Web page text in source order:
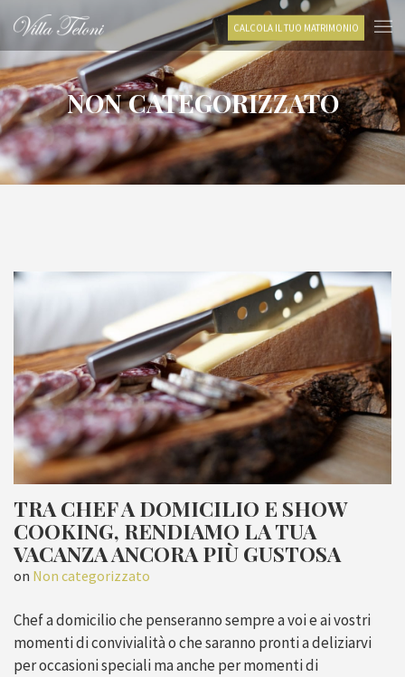
CALCOLA IL TUO MATRIMONIO
NON CATEGORIZZATO
TRA CHEF A DOMICILIO E SHOW
COOKING, RENDIAMO LA TUA
VACANZA ANCORA PIÙ GUSTOSA
on Non categorizzato
Chef a domicilio che penseranno sempre a voi e ai vostri
momenti di convivialità o che saranno pronti a deliziarvi
per occasioni speciali ma anche per momenti di